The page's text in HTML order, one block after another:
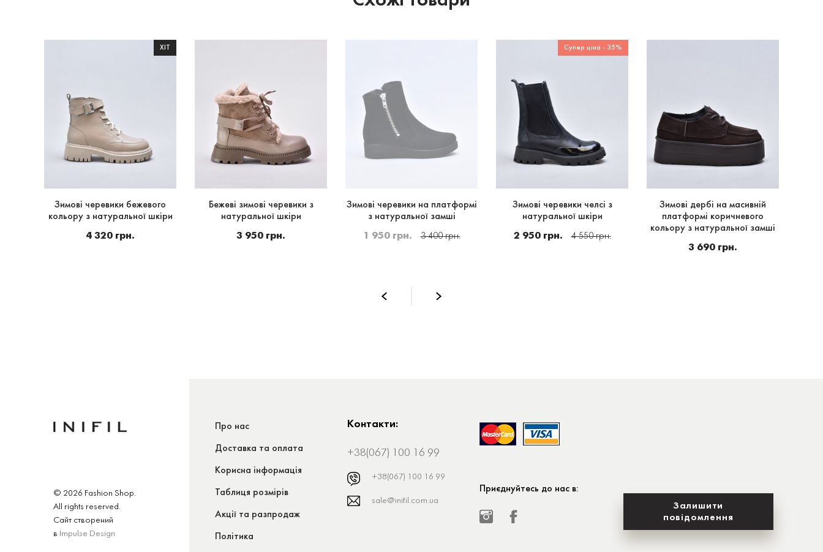
ХІТ
Зимові черевики бежевого
кольору з натуральної шкіри
4 320 грн.
Бежеві зимові черевики з
натуральної шкіри
3 950 грн.
Зимові черевики на платформі
з натуральної замші
1 950 грн. 3 400 грн.
Супер ціна - 35%
Зимові черевики челсі з
натуральної шкіри
2 950 грн. 4 550 грн.
Зимові дербі на масивній
платформі коричневого
кольору з натуральної замші
3 690 грн.
© 2026 Fashion Shop.
All rights reserved.
Сайт створений
в
Impulse Design
Про нас
Доставка та оплата
Корисна інформація
Таблиця розмірів
Акції та разпродаж
Політика
Контакти:
+38(067) 100 16 99
+38(067) 100 16 99
sale@inifil.com.ua
Приєднуйтесь до нас в:
Залишити
повідомлення